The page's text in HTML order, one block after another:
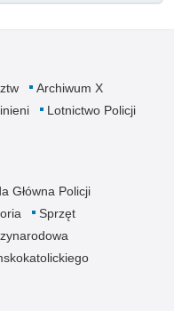
Archiwum X
Lotnictwo Policji
Główna Policji
Sprzęt